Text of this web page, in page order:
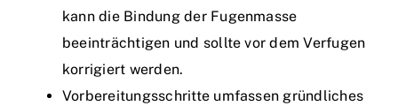
kann die Bindung der Fugenmasse
beeinträchtigen und sollte vor dem Verfugen
korrigiert werden.
Vorbereitungsschritte umfassen gründliches